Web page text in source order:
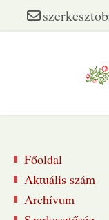
Főoldal
Aktuális szám
Archívum